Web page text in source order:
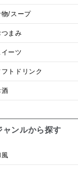
物/スープ
つまみ
イーツ
フトドリンク
酒
ャンルから探す
風